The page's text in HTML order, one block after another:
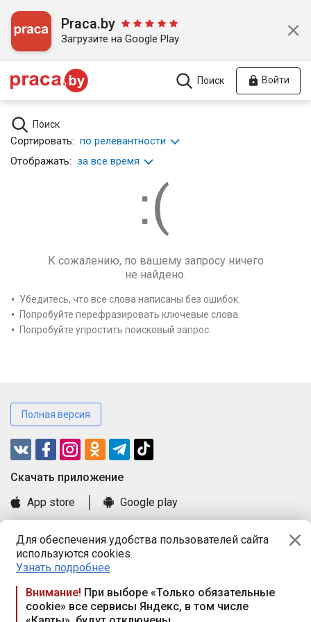
Для обеспечения удобства пользователей сайта
используются cookies.
Узнать подробнее
Внимание! При выборе «Только обязательные
cookie» все сервисы Яндекс, в том числе
Praca.by
Загрузите на Google Play
Поиск Войти
Поиск
Сортировать: по релевантности
Отображать: за все время
К сожалению, по вашему запросу ничего
не найдено.
Убедитесь, что все слова написаны без ошибок.
Попробуйте перефразировать ключевые слова.
Попробуйте упростить поисковый запрос.
Полная версия
Cкачать приложение
App store
Google play
Книга замечаний и предложений
Правила и документы
Praca.by © 2000—2026, ООО «ПРАЦА БАЙ»
Республика Беларусь, 220114, г. Минск, пр-т Независимости
117а, пом. № 9.